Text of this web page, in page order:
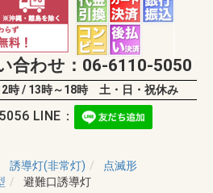
合わせ：06-6110-5050
時 / 13時～18時 土・日・祝休み
LINE：
誘導灯(非常灯)
点滅形
避難口誘導灯